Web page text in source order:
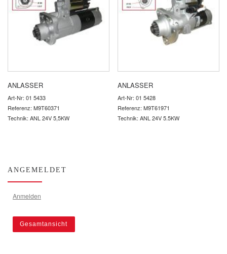
ANLASSER
Art-Nr: 01 5433
Referenz: M9T60371
Technik: ANL 24V 5,5KW
ANLASSER
Art-Nr: 01 5428
Referenz: M9T61971
Technik: ANL 24V 5.5KW
ANGEMELDET
Anmelden
Gesamtansicht